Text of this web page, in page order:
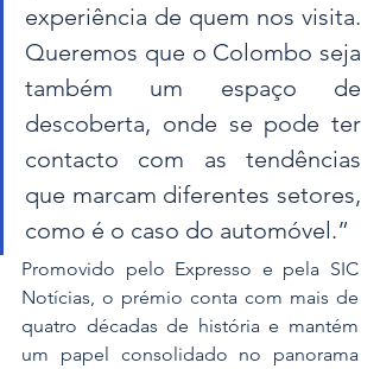
experiência de quem nos visita.
Queremos que o Colombo seja
também um espaço de
descoberta, onde se pode ter
contacto com as tendências
que marcam diferentes setores,
como é o caso do automóvel.”
Promovido pelo Expresso e pela SIC
Notícias, o prémio conta com mais de
quatro décadas de história e mantém
um papel consolidado no panorama